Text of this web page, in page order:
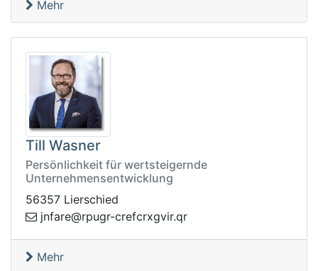
Mehr
Till Wasner
Persönlichkeit für wertsteigernde
Unternehmensentwicklung
56357 Lierschied
rq.rivgxrcferc-rgupr@erafnj
Mehr